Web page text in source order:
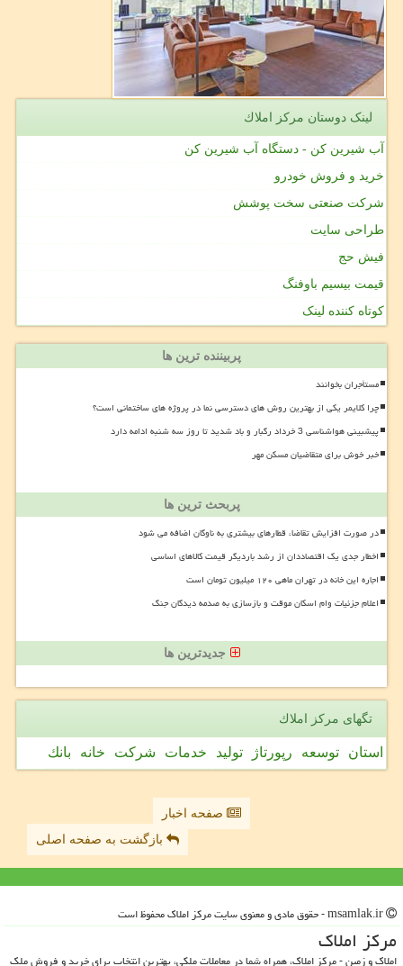
لینک دوستان مركز املاك
آب شیرین کن - دستگاه آب شیرین کن
خرید و فروش خودرو
شرکت صنعتی سخت پوشش
طراحی سایت
فیش حج
قیمت بیسیم باوفنگ
کوتاه کننده لینک
پربیننده ترین ها
مستأجران بخوانند
چرا کلایمر یکی از بهترین روش های دسترسی نما در پروژه های ساختمانی است؟
پیشبینی هواشناسی 3 خرداد رگبار و باد شدید تا روز سه شنبه ادامه دارد
خبر خوش برای متقاضیان مسکن مهر
پربحث ترین ها
در صورت افزایش تقاضا، قطارهای بیشتری به ناوگان اضافه می شود
اخطار جدی یک اقتصاددان از رشد باردیگر قیمت کالاهای اساسی
اجاره این خانه در تهران ماهی ۱۲۰ میلیون تومان است
اعلام جزئیات وام اسکان موقت و بازسازی به صدمه دیدگان جنگ
جدیدترین ها
تگهای مركز املاك
استان توسعه رپورتاژ تولید خدمات شركت خانه بانك
صفحه اخبار
بازگشت به صفحه اصلی
مركز املاك
املاک و زمین - مرکز املاک، همراه شما در معاملات ملکی، بهترین انتخاب برای خرید و فروش ملک